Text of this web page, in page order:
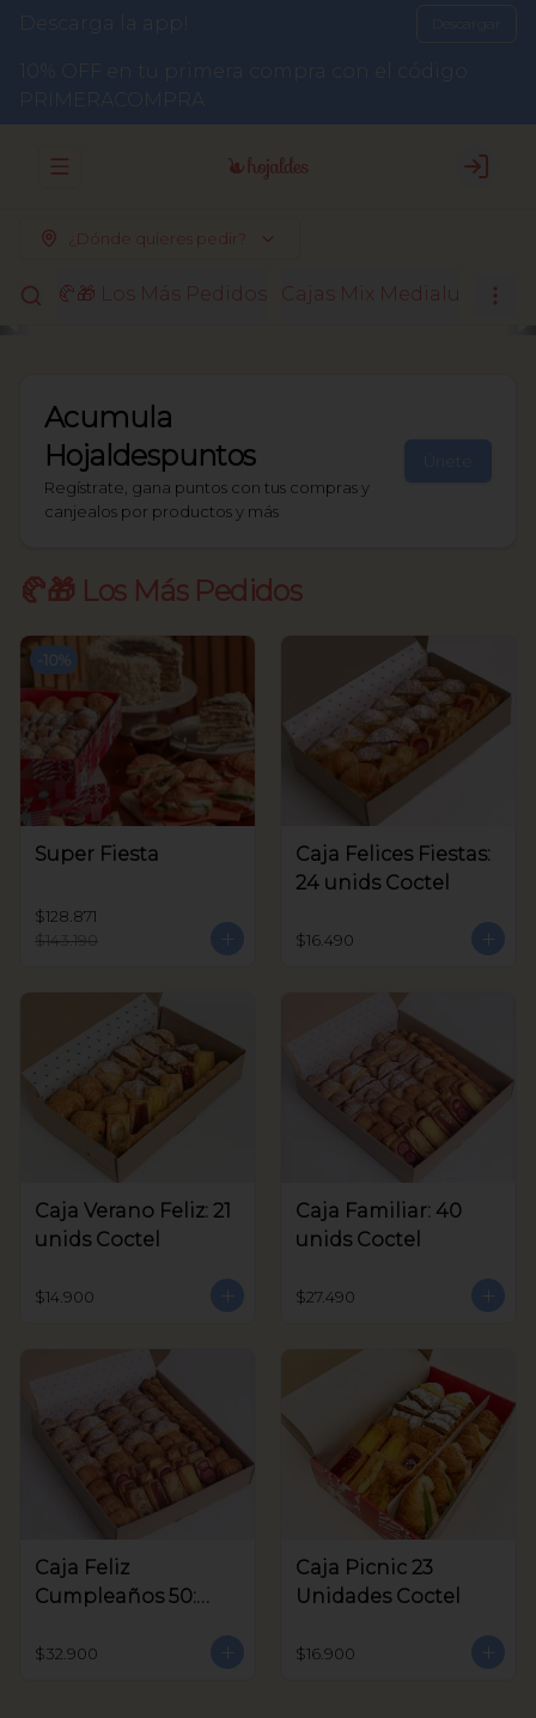
Descarga la app!
10% OFF en tu primera compra con el código
PRIMERACOMPRA
Abrir menu de navegación Login
¿Dónde quieres pedir?
🥐🎁 Los Más Pedidos Cajas Mix Medialunas
Acumula
Hojaldespuntos
Regístrate, gana puntos con tus compras y
canjealos por productos y más
Únete
🥐🎁 Los Más Pedidos
10 %
Super Fiesta
$128.871
$143.190
Caja Felices Fiestas:
24 unids Coctel
$16.490
Caja Verano Feliz: 21
unids Coctel
$14.900
Caja Familiar: 40
unids Coctel
$27.490
Caja Feliz
Cumpleaños 50:
$32.900
Caja Picnic 23
Unidades Coctel
$16.900